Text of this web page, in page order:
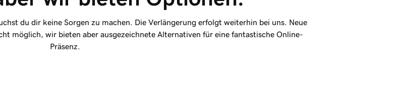
du dir keine Sorgen zu machen. Die Verlängerung erfolgt weiterhin bei uns. Neue
möglich, wir bieten aber ausgezeichnete Alternativen für eine fantastische Online-
Präsenz.